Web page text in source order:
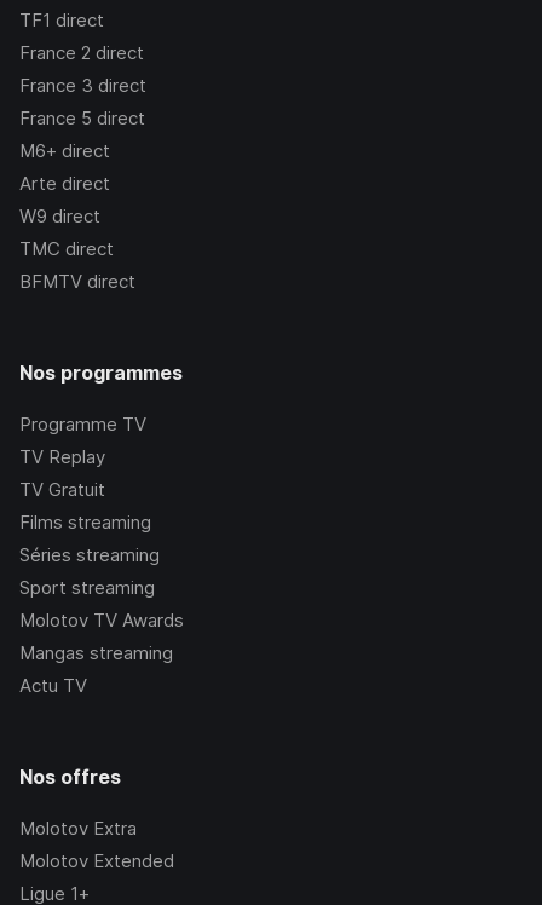
TF1 direct
France 2 direct
France 3 direct
France 5 direct
M6+ direct
Arte direct
W9 direct
TMC direct
BFMTV direct
Nos programmes
Programme TV
TV Replay
TV Gratuit
Films streaming
Séries streaming
Sport streaming
Molotov TV Awards
Mangas streaming
Actu TV
Nos offres
Molotov Extra
Molotov Extended
Ligue 1+